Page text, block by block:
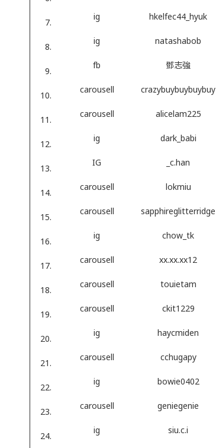
ig hkelfec44_hyuk
ig natashabob
fb 鄧志強
carousell crazybuybuybuybuy
carousell alicelam225
ig dark_babi
IG _c.han
carousell lokmiu
carousell sapphireglitterridge
ig chow_tk
carousell xx.xx.xx12
carousell touietam
carousell ckit1229
ig haycmiden
carousell cchugapy
ig bowie0402
carousell geniegenie
ig siu.c.i